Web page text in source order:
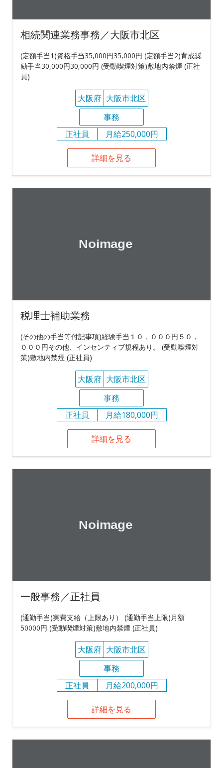
相続関連業務事務／大阪市北区
(定額手当1)資格手当35,000円35,000円 (定額手当2)育成奨
励手当30,000円30,000円 (受動喫煙対策)敷地内禁煙 (正社
員)
大阪府 大阪市北区
事務
正社員
月給250,000円
詳細を見る
税理士補助業務
(その他の手当等付記事項)経験手当１０，０００円５０，
０００円その他、インセンティブ規程あり。 (受動喫煙対
策)敷地内禁煙 (正社員)
大阪府 大阪市北区
事務
正社員
月給180,000円
詳細を見る
一般事務／正社員
(通勤手当)実費支給（上限あり） (通勤手当上限)月額
50000円 (受動喫煙対策)敷地内禁煙 (正社員)
大阪府 大阪市北区
事務
正社員
月給200,000円
詳細を見る